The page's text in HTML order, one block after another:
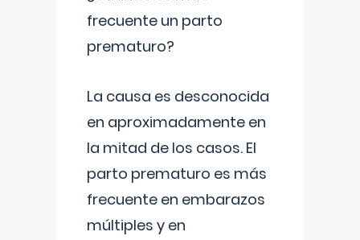
frecuente un parto
prematuro?
La causa es desconocida
en aproximadamente en
la mitad de los casos. El
parto prematuro es más
frecuente en embarazos
múltiples y en